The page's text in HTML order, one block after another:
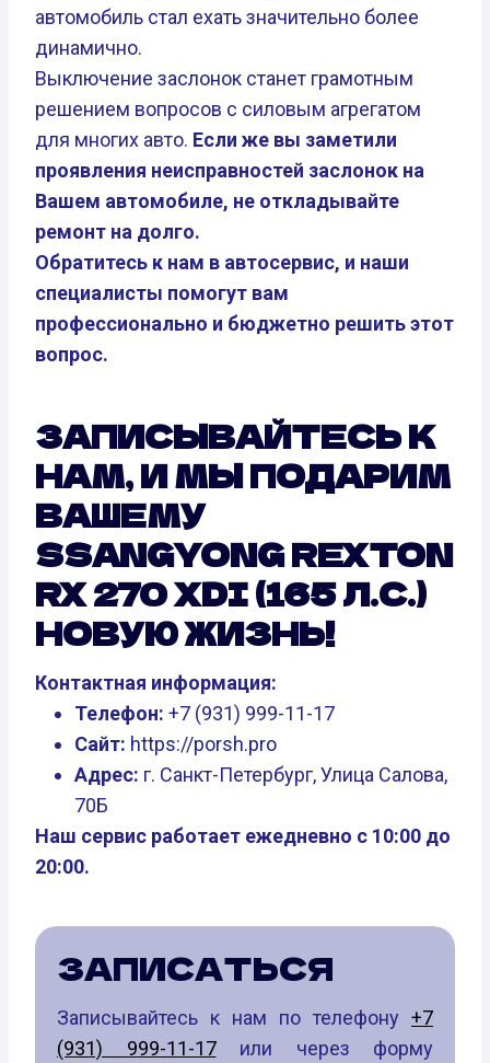
автомобиль стал ехать значительно более
динамично.
Выключение заслонок станет грамотным
решением вопросов с силовым агрегатом
для многих авто. Если же вы заметили
проявления неисправностей заслонок на
Вашем автомобиле, не откладывайте
ремонт на долго.
Обратитесь к нам в автосервис, и наши
специалисты помогут вам
профессионально и бюджетно решить этот
вопрос.
ЗАПИСЫВАЙТЕСЬ К
НАМ, И МЫ ПОДАРИМ
ВАШЕМУ
SSANGYONG REXTON
RX 270 XDI (165 Л.С.)
НОВУЮ ЖИЗНЬ!
Контактная информация:
Телефон: +7 (931) 999-11-17
Сайт: https://porsh.pro
Адрес: г. Санкт-Петербург, Улица Салова,
70Б
Наш сервис работает ежедневно с 10:00 до
20:00.
ЗАПИСАТЬСЯ
Записывайтесь к нам по телефону +7
(931) 999-11-17или через форму